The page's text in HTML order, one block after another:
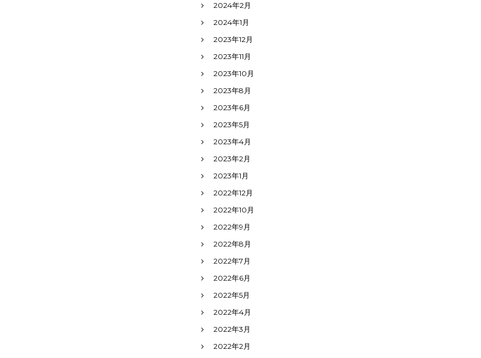
2024年2月
2024年1月
2023年12月
2023年11月
2023年10月
2023年8月
2023年6月
2023年5月
2023年4月
2023年2月
2023年1月
2022年12月
2022年10月
2022年9月
2022年8月
2022年7月
2022年6月
2022年5月
2022年4月
2022年3月
2022年2月